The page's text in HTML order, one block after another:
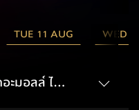
TUE 11 AUG WED
สโตร์ บางกะปิ